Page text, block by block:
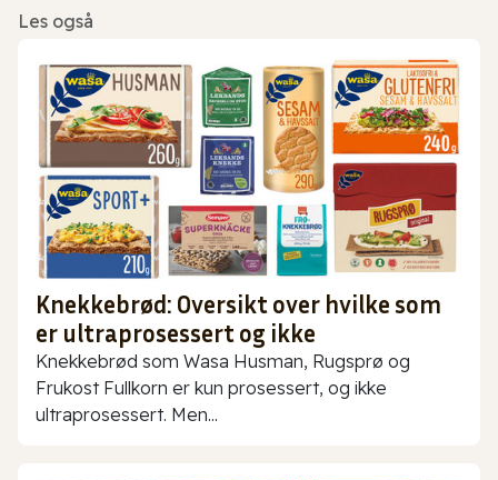
Les også
Knekkebrød: Oversikt over hvilke som
er ultraprosessert og ikke
Knekkebrød som Wasa Husman, Rugsprø og
Frukost Fullkorn er kun prosessert, og ikke
ultraprosessert. Men...